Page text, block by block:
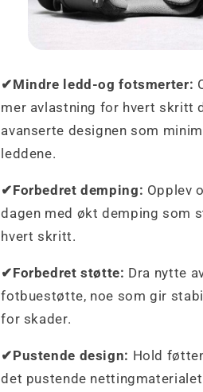
✔Mindre ledd-og fotsmerter:
mer avlastning for hvert skritt
avanserte designen som
leddene.
✔Forbedret demping: Opplev
dagen med økt demping som
hvert skritt.
✔Forbedret støtte: Dra nytte
fotbuestøtte, noe som gir
for skader.
✔Pustende design: Hold
det pustende